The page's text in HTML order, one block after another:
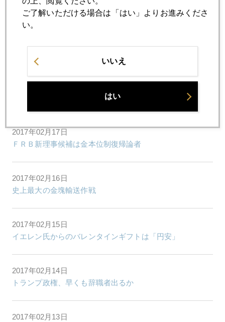
ＦＲＢ、利上げしたくても出来ない悩み
2017年02月17日
ＦＲＢ新理事候補は金本位制復帰論者
2017年02月16日
史上最大の金塊輸送作戦
2017年02月15日
イエレン氏からのバレンタインギフトは「円安」
2017年02月14日
トランプ政権、早くも辞職者出るか
2017年02月13日
ご了解いただける場合は「はい」よりお進みくださ
い。
いいえ
はい